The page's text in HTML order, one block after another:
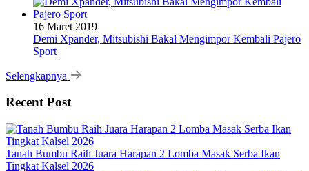
16 Maret 2019
Demi Xpander, Mitsubishi Bakal Mengimpor Kembali Pajero
Sport
Selengkapnya
Recent Post
Tanah Bumbu Raih Juara Harapan 2 Lomba Masak Serba Ikan
Tingkat Kalsel 2026